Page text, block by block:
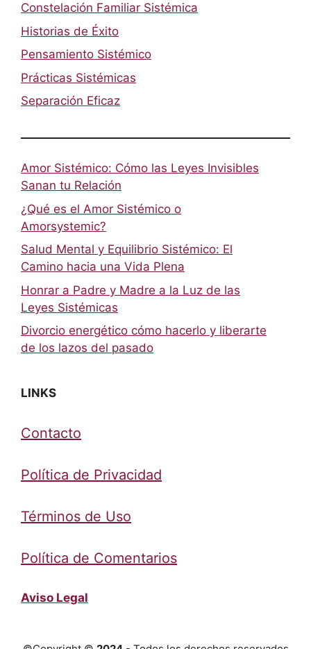
Constelación Familiar Sistémica
Historias de Éxito
Pensamiento Sistémico
Prácticas Sistémicas
Separación Eficaz
Amor Sistémico: Cómo las Leyes Invisibles
Sanan tu Relación
¿Qué es el Amor Sistémico o
Amorsystemic?
Salud Mental y Equilibrio Sistémico: El
Camino hacia una Vida Plena
Honrar a Padre y Madre a la Luz de las
Leyes Sistémicas
Divorcio energético cómo hacerlo y liberarte
de los lazos del pasado
LINKS
Contacto
Política de Privacidad
Términos de Uso
Política de Comentarios
Aviso Legal